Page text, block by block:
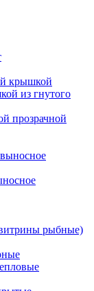
крышкой
из гнутого
прозрачной
рыбные)